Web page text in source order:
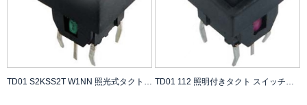
TD01 S2KSS2T W1NN 照光式タクト スイッチ カバーなし 100,000 サイクル 寿命試験 250gf DC 12V 0.05A 定格 TD01 112 照明付きタクト スイッチ、カバーなし、100,000 サイクル寿命試験 DC 12V 0.05A 定格